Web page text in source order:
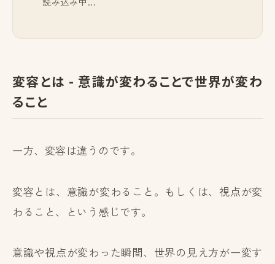
変容とは - 意識が変わることで世界が変わ
ること
一方、変容は違うのです。
変容とは、意識が変わること。もしくは、視点が変
わること、という感じです。
意識や視点が変わった瞬間、世界の見え方が一変す